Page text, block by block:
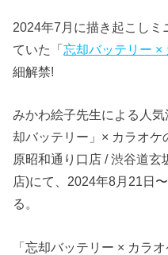
2024年7月に描き起こし
ていた「忘却バッテリー ×
細解禁!
みかわ絵子先生による人
却バッテリー」× カラオ
原昭和通り口店 / 渋谷道玄
店)にて、2024年8月21日
る。
「忘却バッテリー × カラ